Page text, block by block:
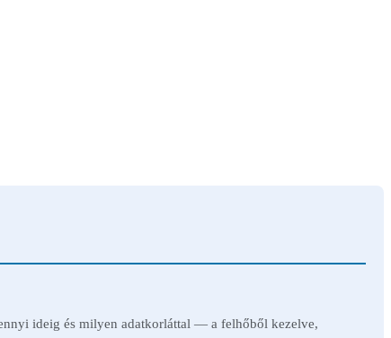
ideig és milyen adatkorláttal — a felhőből kezelve,